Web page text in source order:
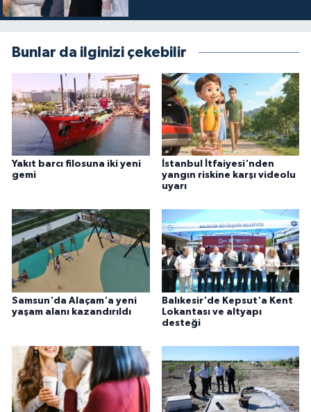
Bunlar da ilginizi çekebilir
Yakıt barcı filosuna iki yeni
gemi
İstanbul İtfaiyesi'nden
yangın riskine karşı videolu
uyarı
Samsun'da Alaçam'a yeni
yaşam alanı kazandırıldı
Balıkesir'de Kepsut'a Kent
Lokantası ve altyapı
desteği